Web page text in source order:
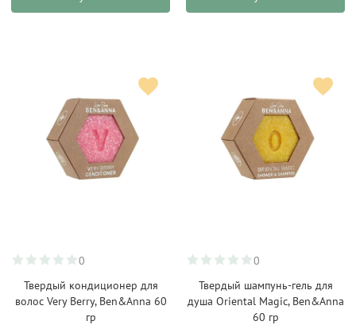
0
Твердый кондиционер для
волос Very Berry, Ben&Anna 60
гр
0
Твердый шампунь-гель для
душа Oriental Magic, Ben&Anna
60 гр